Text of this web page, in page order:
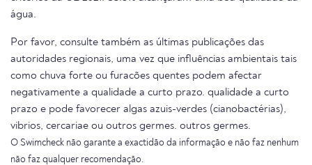
água.
Por favor, consulte também as últimas publicações das
autoridades regionais, uma vez que influências ambientais tais
como chuva forte ou furacões quentes podem afectar
negativamente a qualidade a curto prazo. qualidade a curto
prazo e pode favorecer algas azuis-verdes (cianobactérias),
vibrios, cercariae ou outros germes. outros germes.
O Swimcheck não garante a exactidão da informação e não faz nenhum
não faz qualquer recomendação.